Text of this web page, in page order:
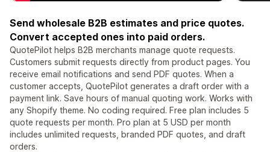
Send wholesale B2B estimates and price quotes.
Convert accepted ones into paid orders.
QuotePilot helps B2B merchants manage quote requests.
Customers submit requests directly from product pages. You
receive email notifications and send PDF quotes. When a
customer accepts, QuotePilot generates a draft order with a
payment link. Save hours of manual quoting work. Works with
any Shopify theme. No coding required. Free plan includes 5
quote requests per month. Pro plan at 5 USD per month
includes unlimited requests, branded PDF quotes, and draft
orders.